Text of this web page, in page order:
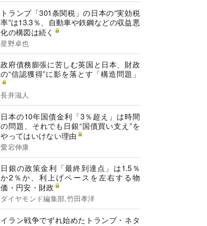
トランプ「301条関税」の日本の“実効税
率”は13.3％、自動車や鉄鋼などの収益悪
化の構図は続く
星野卓也
政府債務膨張に苦しむ英国と日本、財政
の“信認獲得”に影を落とす「構造問題」
長井滋人
日本の10年国債金利「3％超え」は時間
の問題、それでも日銀“国債買い支え”を
やってはいけない理由
愛宕伸康
日銀の政策金利「最終到達点」は1.5％
か2％か、利上げペースを左右する物
価・円安・財政
ダイヤモンド編集部,竹田孝洋
イラン戦争でずれ始めたトランプ・ネタ